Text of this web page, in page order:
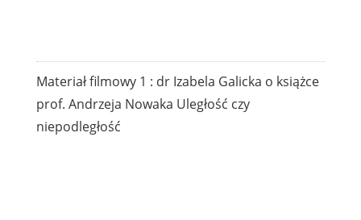
Materiał filmowy 1 : dr Izabela Galicka o książce
prof. Andrzeja Nowaka Uległość czy
niepodległość